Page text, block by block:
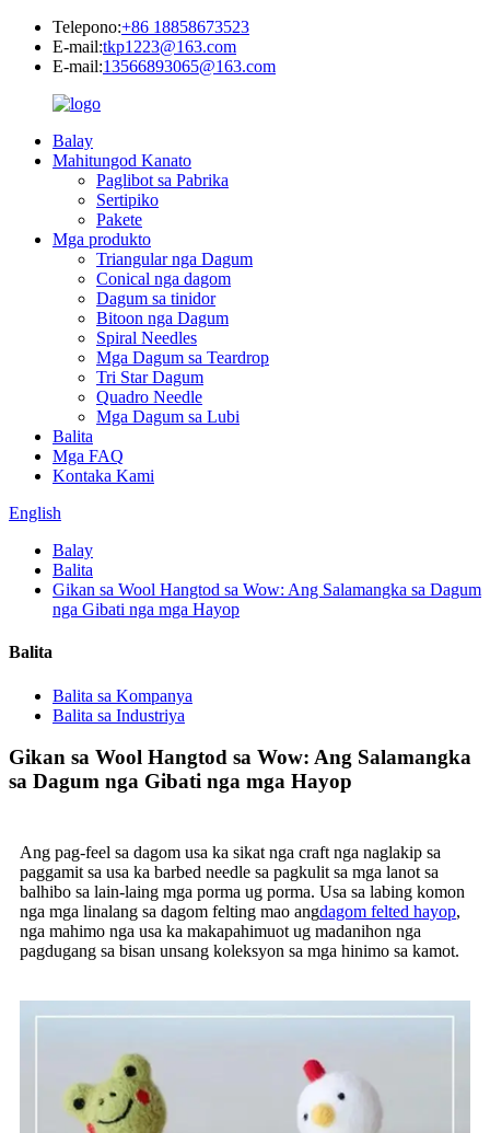
Telepono:+86 18858673523
E-mail:tkp1223@163.com
E-mail:13566893065@163.com
Balay
Mahitungod Kanato
Paglibot sa Pabrika
Sertipiko
Pakete
Mga produkto
Triangular nga Dagum
Conical nga dagom
Dagum sa tinidor
Bitoon nga Dagum
Spiral Needles
Mga Dagum sa Teardrop
Tri Star Dagum
Quadro Needle
Mga Dagum sa Lubi
Balita
Mga FAQ
Kontaka Kami
English
Balay
Balita
Gikan sa Wool Hangtod sa Wow: Ang Salamangka sa Dagum
nga Gibati nga mga Hayop
Balita
Balita sa Kompanya
Balita sa Industriya
Gikan sa Wool Hangtod sa Wow: Ang Salamangka
sa Dagum nga Gibati nga mga Hayop
Ang pag-feel sa dagom usa ka sikat nga craft nga naglakip sa
paggamit sa usa ka barbed needle sa pagkulit sa mga lanot sa
balhibo sa lain-laing mga porma ug porma. Usa sa labing komon
nga mga linalang sa dagom felting mao angdagom felted hayop,
nga mahimo nga usa ka makapahimuot ug madanihon nga
pagdugang sa bisan unsang koleksyon sa mga hinimo sa kamot.